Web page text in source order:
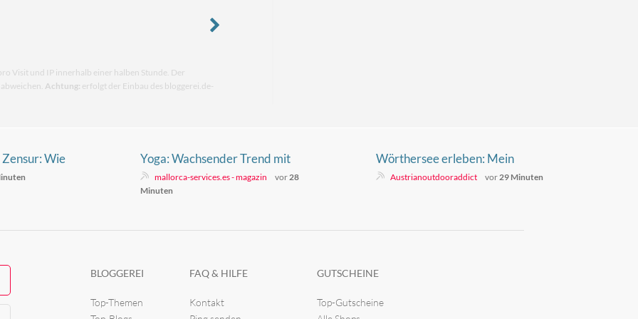
Visit und IP innerhalb einer halben Stunde. Der
Achtung: erfolgt der Einbau des bloggerei.de-
Wie
Yoga: Wachsender Trend mit
kultureller Tiefe
mallorca-services.es - magazin vor28
Minuten
Wörthersee erleben: Mein
perfekter Urlaub zwischen
Austrianoutdooraddict vor29 Minuten
BLOGGEREI
Top-Themen
FAQ & HILFE
Kontakt
GUTSCHEINE
Top-Gutscheine